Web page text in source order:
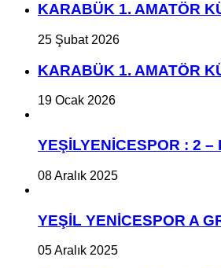
KARABÜK 1. AMATÖR
25 Şubat 2026
KARABÜK 1. AMATÖR
19 Ocak 2026
YEŞİLYENİCESPOR : 2
08 Aralık 2025
YEŞİL YENİCESPOR A
05 Aralık 2025